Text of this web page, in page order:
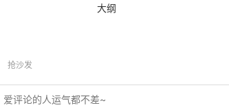
大纲
抢沙发